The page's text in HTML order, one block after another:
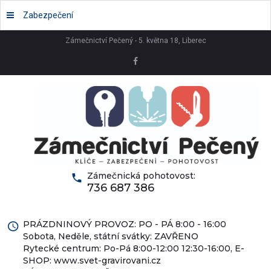
Zámečnictví Pečený - 5. května 18, Liberec
Zámečnická pohotovost:
736 687 386
PRÁZDNINOVÝ PROVOZ: PO - PÁ 8:00 - 16:00
Sobota, Neděle, státní svátky: ZAVŘENO
Rytecké centrum: Po-Pá 8:00-12:00 12:30-16:00, E-
SHOP: www.svet-gravirovani.cz
Zabezpečení